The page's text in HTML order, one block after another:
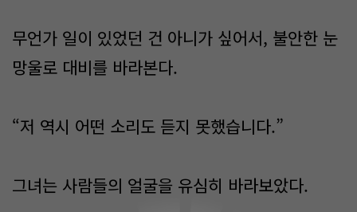
무언가 일이 있었던 건 아니가 싶어서, 불안한 눈
망울로 대비를 바라본다.
“저 역시 어떤 소리도 듣지 못했습니다.”
그녀는 사람들의 얼굴을 유심히 바라보았다.